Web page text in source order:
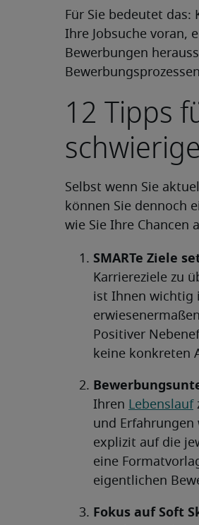
Für Sie bedeutet das:
Ihre Jobsuche voran,
Bewerbungen
12 Tipps
Selbst wenn Sie
können Sie dennoch
wie Sie Ihre Chancen
SMARTe Ziele
Karriereziele zu
ist Ihnen wichtig
Positiver
keine konkreten
Ihren Lebenslauf
und Erfahrungen
explizit auf die
eine
eigentlichen
Fokus auf Soft